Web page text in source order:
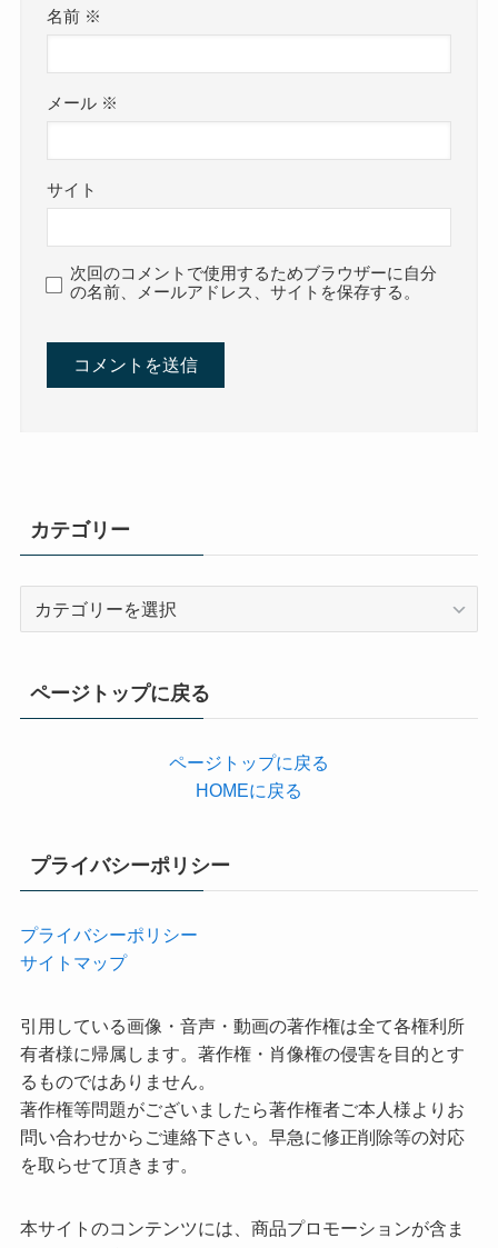
名前 ※
メール ※
サイト
次回のコメントで使用するためブラウザーに自分
の名前、メールアドレス、サイトを保存する。
カテゴリー
ページトップに戻る
ページトップに戻る
HOMEに戻る
プライバシーポリシー
プライバシーポリシー
サイトマップ
引用している画像・音声・動画の著作権は全て各権利所
有者様に帰属します。著作権・肖像権の侵害を目的とす
るものではありません。
著作権等問題がございましたら著作権者ご本人様よりお
問い合わせからご連絡下さい。早急に修正削除等の対応
を取らせて頂きます。
本サイトのコンテンツには、商品プロモーションが含ま